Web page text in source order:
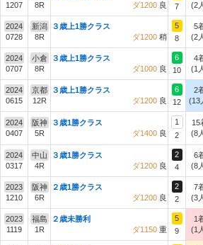
1207
8R
ダ1200 良
7
(2
2024
0728
新潟
8R
３歳上1勝クラス
ダ1200 稍
5
8
5
(2
2024
0707
小倉
8R
３歳上1勝クラス
ダ1000 良
6
10
4
(1
2024
0615
京都
12R
３歳上1勝クラス
ダ1200 良
6
12
2
(13
2024
0407
阪神
5R
３歳1勝クラス
ダ1400 良
1
2
15
(8
2024
0317
中山
4R
３歳1勝クラス
ダ1200 良
2
4
6
(8
2023
1210
阪神
6R
２歳1勝クラス
ダ1200 良
2
2
7
(3
2023
1119
福島
1R
２歳未勝利
ダ1150 重
5
9
1
(1